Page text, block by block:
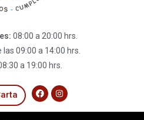
08:00 a 20:00 hrs.
las 09:00 a 14:00 hrs.
a 19:00 hrs.